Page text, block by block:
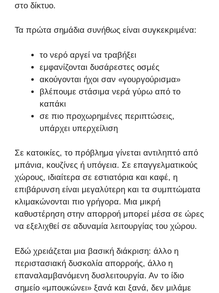
στο δίκτυο.
Τα πρώτα σημάδια συνήθως είναι συγκεκριμένα:
το νερό αργεί να τραβήξει
εμφανίζονται δυσάρεστες οσμές
ακούγονται ήχοι σαν «γουργούρισμα»
βλέπουμε στάσιμα νερά γύρω από το
καπάκι
σε πιο προχωρημένες περιπτώσεις,
υπάρχει υπερχείλιση
Σε κατοικίες, το πρόβλημα γίνεται αντιληπτό από
μπάνια, κουζίνες ή υπόγεια. Σε επαγγελματικούς
χώρους, ιδιαίτερα σε εστιατόρια και καφέ, η
επιβάρυνση είναι μεγαλύτερη και τα συμπτώματα
κλιμακώνονται πιο γρήγορα. Μια μικρή
καθυστέρηση στην απορροή μπορεί μέσα σε ώρες
να εξελιχθεί σε αδυναμία λειτουργίας του χώρου.
Εδώ χρειάζεται μια βασική διάκριση: άλλο η
περιστασιακή δυσκολία απορροής, άλλο η
επαναλαμβανόμενη δυσλειτουργία. Αν το ίδιο
σημείο «μπουκώνει» ξανά και ξανά, δεν μιλάμε